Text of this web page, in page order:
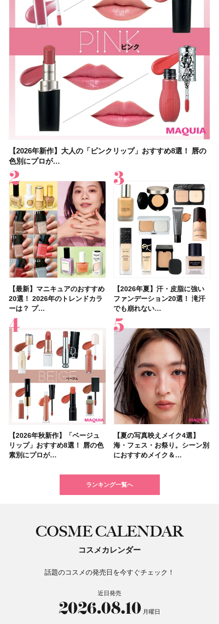
【2026年新作】大人の「ピンクリップ」おすすめ8選！ 唇の
色別にプロが…
【最新】マニキュアのおすすめ
20選！ 2026年のトレンドカラ
ーは？ プ…
【2026年夏】汗・皮脂に強い
ファンデーション20選！ 滝汗
でも崩れない…
【2026年秋新作】「ベージュ
リップ」おすすめ8選！ 唇の色
素別にプロが…
【夏の写真映えメイク4選】
海・フェス・お祭り。シーン別
におすすめメイク＆…
【上田竜也さんのマイベストコスメ５選】大人になって開眼
したからこそ愛が深…
【石井美保さん】おすすめの
「ブライトニング」11選！ ス
キンケアからサプ…
【クリスマスコフレ2026】ク
リニークのホリデーコフレを一
挙紹介！ 人気…
【2026夏】「シートマスク・
パック」ランキングTOP5！＜
マキアビュー…
【2026夏】「洗顔料」ランキ
ングTOP5！＜マキアビューテ
ィーズが投票…
【2026年新作】大人の「ピンクリップ」おすすめ8選！ 唇の
色別にプロが…
【最新】マニキュアのおすすめ
20選！ 2026年のトレンドカラ
ーは？ プ…
【2026年夏】汗・皮脂に強い
ファンデーション20選！ 滝汗
でも崩れない…
【2026年秋新作】「ベージュ
リップ」おすすめ8選！ 唇の色
素別にプロが…
【夏の写真映えメイク4選】
海・フェス・お祭り。シーン別
におすすめメイク＆…
【2026夏】「香水・フレグランス」ランキングTOP5！＜美
容マニア・マ…
【2026年】ボディ用日焼け止
めUVのおすすめ20選！ この夏
注目の人気…
【2026夏】「リップケア」ラ
ンキングTOP5！＜美容マニア
集団・マキア…
【ニベア】美容液リップクリー
ム＆ボディスクラブが新登場！
大人気の色付き…
【石井美保さん・50歳のボディ
ケア愛用品16選】首・手・バス
トのパーツケ…
【2026年最新】ダイエットや腸活におすすめの食品・ドリン
ク6選！ 美活…
【2026夏】「歯磨き粉・オー
ラルケア」ランキングTOP5！
＜美容マニア…
【板野友美さんの美活】「最
近、下の歯の矯正を再開したん
です」オーラルケア…
【2026夏】「インナーケア・
サプリ」ランキングTOP5！＜
美容マニア集…
【石井美保さんのおすすめお菓
子＆お茶10選】手土産にもぴっ
たり
【2026年夏】40代におすすめの髪型30選！ 若く見える・手
入れが楽な…
【2026年夏】おすすめの髪型
36選！ショート・ボブ・ミディ
アム・ロング…
【2026年夏】小顔に見えるボ
ブの髪型37選！ レイヤー・切
りっぱなしな…
【最新】髪のうねり・広がり・
くせ毛におすすめのシャンプー
17選
【2026年夏】透明感カラーの
髪色おすすめ20選！ ブリーチ
あり・なし別…
【フォロー＆いいねで当たる】中国割烹旅館 掬水亭の宿泊券
を1組2名様にプ…
【鈴木えみさんの愛用品30選】
コスメ・スキンケア・ヘアケア
etc.お気に…
【無印良品】スキンケア×衣料
素材の最強タッグで実現！ 着
るだけで保湿でき…
【2026年8月の一粒万倍日】お
すすめの開運コスメ＆美容アイ
テム10選！
【読者プレゼント】羽の見えな
いハンディファン
「baramood」を3名様…
【セザンヌ】8/7新色追加！「ウォータリーティントリップ
」10モモピュ…
【ルナソルアイシャドウ】アイ
カラーレーションN新色・限定
色をイエベ・ブ…
【セザンヌ】「ブライトカラー
シーラー」新色グリーンが8/7
に発売｜既存色…
【ジョー マローン ロンドン】
大人気フレグランス「ウッド
セージ ＆ シ…
先行販売でゲット🧡LUNASOL
アイカラーレーションN 23
Rosy…
ランキング一覧へ
COSME CALENDAR
コスメカレンダー
話題のコスメの発売日を今すぐチェック！
近日発売
2026.08.10 月曜日